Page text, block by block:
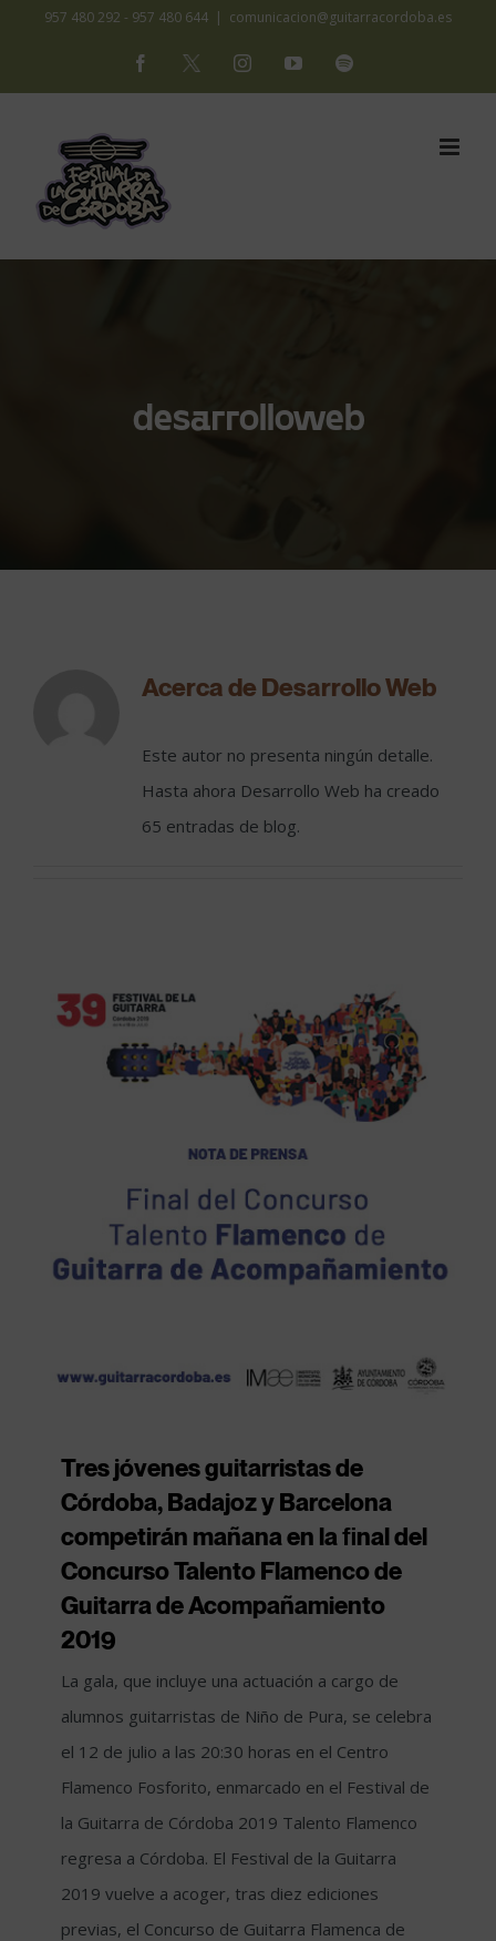
contenido
957 480 292 - 957 480 644 | comunicacion@guitarracordoba.es
Facebook
X InstagramYouTubeSpotify
desarrolloweb
Acerca de Desarrollo Web
Este autor no presenta ningún detalle.
Hasta ahora Desarrollo Web ha creado
65 entradas de blog.
Tres jóvenes guitarristas de
Córdoba, Badajoz y Barcelona
competirán mañana en la ﬁnal del
Concurso Talento Flamenco de
Guitarra de Acompañamiento
2019
La gala, que incluye una actuación a cargo de
alumnos guitarristas de Niño de Pura, se celebra
el 12 de julio a las 20:30 horas en el Centro
Flamenco Fosforito, enmarcado en el Festival de
la Guitarra de Córdoba 2019 Talento Flamenco
regresa a Córdoba. El Festival de la Guitarra
2019 vuelve a acoger, tras diez ediciones
previas, el Concurso de Guitarra Flamenca de